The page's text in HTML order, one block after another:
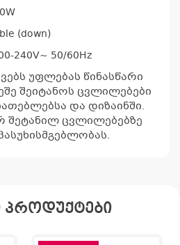
(down)
240V~ 50/60Hz
უფლებას წინასწარი
შეიტანოს ცვლილებები
და დიზაინში.
შეტანილ ცვლილებებზე
პროდუქტები